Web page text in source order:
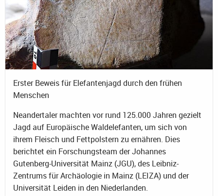
Erster Beweis für Elefantenjagd durch den frühen
Menschen
Neandertaler machten vor rund 125.000 Jahren gezielt
Jagd auf Europäische Waldelefanten, um sich von
ihrem Fleisch und Fettpolstern zu ernähren. Dies
berichtet ein Forschungsteam der Johannes
Gutenberg-Universität Mainz (JGU), des Leibniz-
Zentrums für Archäologie in Mainz (LEIZA) und der
Universität Leiden in den Niederlanden.